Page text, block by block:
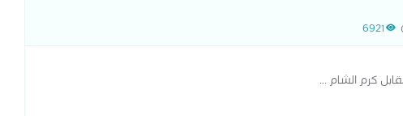
6921
كرم الشام...